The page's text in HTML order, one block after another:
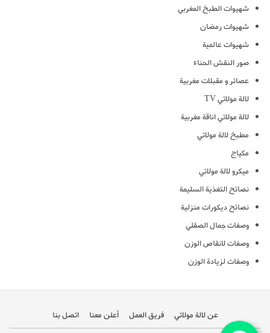
شهيوات الطبخ المغربي
شهيوات رمضان
شهيوات عالمية
صور النقش الحناء
عصائر و مقبلات مغربية
لالة مولاتي TV
لالة مولاتي اناقة مغربية
مطبخ لالة مولاتي
مكياج
ميكرو لالة مولاتي
نصائح التغذية السليمة
نصائح ديكورات منزلية
وصفات جمال الصقلي
وصفات لانقاص الوزن
وصفات لزيادة الوزن
عن لالة مولاتي فريق العمل أعلن معنا اتصل بنا